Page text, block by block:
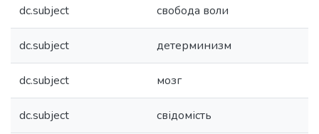
dc.subject свобода воли
dc.subject детерминизм
dc.subject мозг
dc.subject свідомість